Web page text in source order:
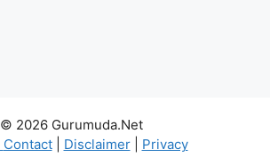
© 2026 Gurumuda.Net
Contact| Disclaimer| Privacy